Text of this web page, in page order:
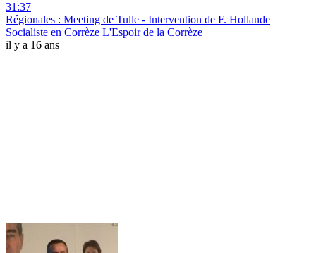
31:37
Régionales : Meeting de Tulle - Intervention de F. Hollande
Socialiste en Corrèze L'Espoir de la Corrèze
il y a 16 ans